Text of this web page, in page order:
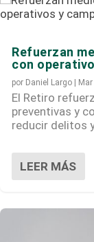
Refuerzan
con
por Daniel Largo
El Retiro
preventivas y
reducir delitos
LEER MÁS